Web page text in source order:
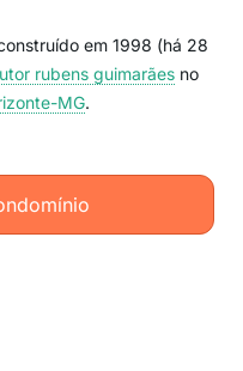
em 1998 (há 28
rubens guimarães no
MG.